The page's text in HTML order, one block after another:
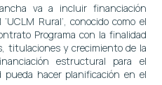
va a incluir financiación
Rural’, conocido como el
Programa con la finalidad
titulaciones y crecimiento de la
estructural para el
hacer planificación en el